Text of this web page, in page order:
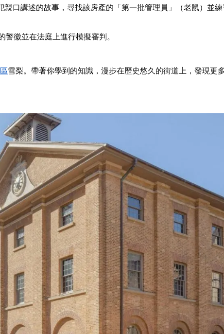
親口講述的故事，尋找該房產的「第一批管理員」（老鼠）並
警徽並在法庭上進行模擬審判。
雪梨。帶著你學到的知識，漫步在歷史悠久的街道上，發現更